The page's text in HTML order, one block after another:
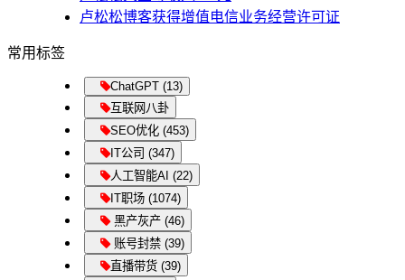
卢松松博客获得增值电信业务经营许可证
常用标签
ChatGPT (13)
互联网八卦
SEO优化 (453)
IT公司 (347)
人工智能AI (22)
IT职场 (1074)
黑产灰产 (46)
账号封禁 (39)
直播带货 (39)